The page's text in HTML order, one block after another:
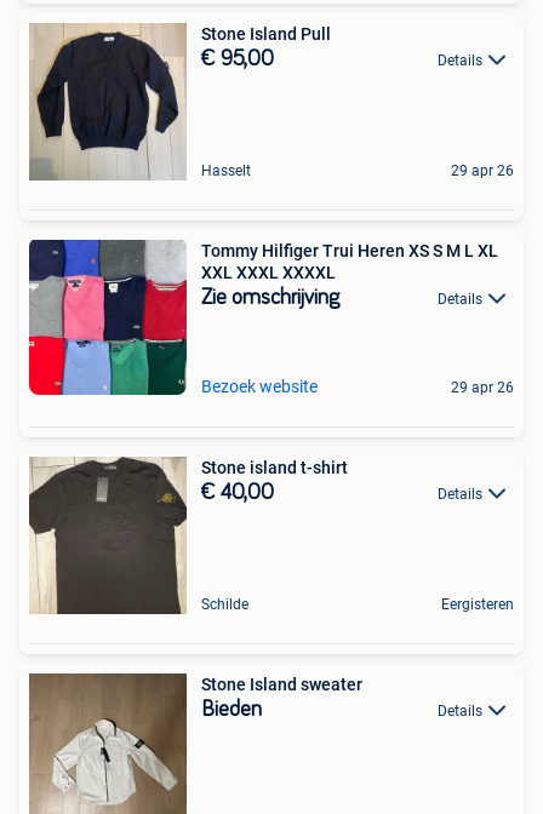
Stone Island Pull
€ 95,00 Details
Hasselt 29 apr 26
Tommy Hilfiger Trui Heren XS S M L XL
XXL XXXL XXXXL
Zie omschrijving Details
Bezoek website 29 apr 26
Stone island t-shirt
€ 40,00 Details
Schilde Eergisteren
Stone Island sweater
Bieden Details